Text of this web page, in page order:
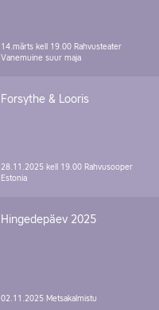
14.märts kell 19.00 Rahvusteater
Vanemuine suur maja
Forsythe & Looris
28.11.2025 kell 19.00 Rahvusooper
Estonia
Hingedepäev 2025
02.11.2025 Metsakalmistu